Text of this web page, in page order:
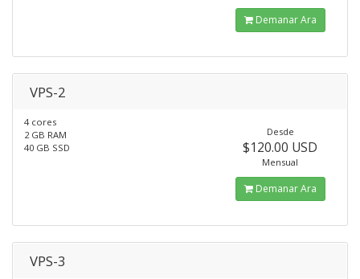
Demanar Ara
VPS-2
4 cores
2 GB RAM
40 GB SSD
Desde
$120.00 USD
Mensual
Demanar Ara
VPS-3